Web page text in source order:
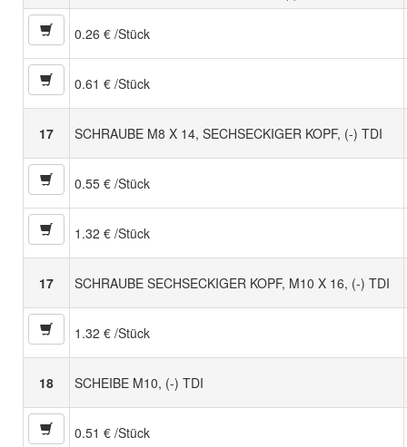
0.26 € /Stück
0.61 € /Stück
17 SCHRAUBE M8 X 14, SECHSECKIGER KOPF, (-) TDI
0.55 € /Stück
1.32 € /Stück
17 SCHRAUBE SECHSECKIGER KOPF, M10 X 16, (-) TDI
1.32 € /Stück
18 SCHEIBE M10, (-) TDI
0.51 € /Stück